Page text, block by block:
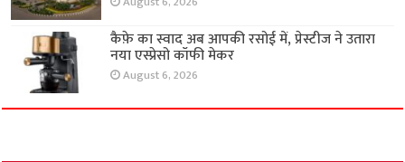
कैफ़े का स्वाद अब आपकी रसोई में, प्रेस्टीज ने उतारा
नया एस्प्रेसो कॉफी मेकर
August 6, 2026